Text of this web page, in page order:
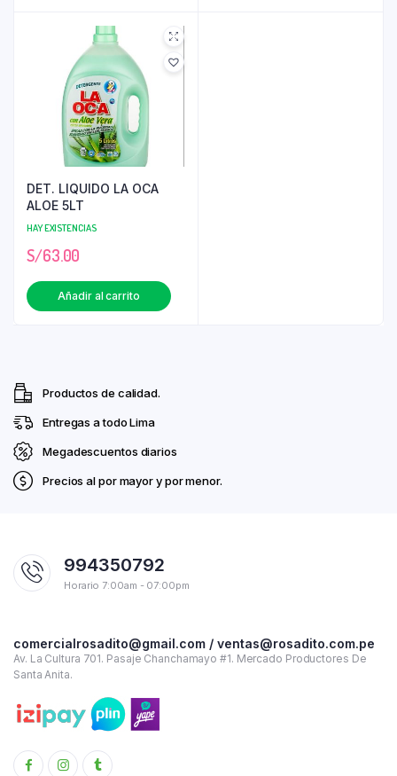
DET. LIQUIDO LA OCA
ALOE 5LT
HAY EXISTENCIAS
S/63.00
Añadir al carrito
Productos de calidad.
Entregas a todo Lima
Megadescuentos diarios
Precios al por mayor y por menor.
994350792
Horario 7:00am - 07:00pm
comercialrosadito@gmail.com / ventas@rosadito.com.pe
Av. La Cultura 701. Pasaje Chanchamayo #1. Mercado Productores De
Santa Anita.